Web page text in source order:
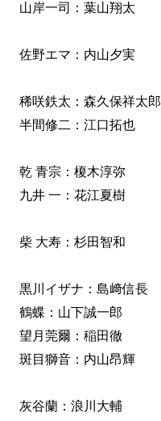
山岸一司：葉山翔太
佐野エマ：内山夕実
稀咲鉄太：森久保祥太郎
半間修二：江口拓也
乾 青宗：榎木淳弥
九井 一：花江夏樹
柴 大寿：杉田智和
黒川イザナ：島﨑信長
鶴蝶：山下誠一郎
望月莞爾：稲田徹
斑目獅音：内山昂輝
灰谷蘭：浪川大輔